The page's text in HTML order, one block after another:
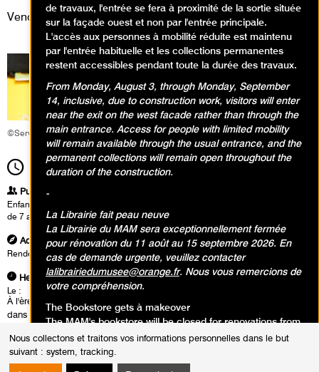
Nous collectons et traitons vos informations personnelles dans le but
suivant : system, tracking.
Vendredi 6 mars 2026
©Service éducatif et culturel
14h00Durée2h00
Publics
Enfants / Ados
de 7 ans à 10 ans
Adresse
Rendez-vous dans le hall d'accueil du musée
Heures
Le :
À l'ère du numérique et de l'IA, qu'est-ce qui peut encore nous surprendre
dans un coup de crayon, une tache de couleur ou une matière sculptée
machines ne peuvent pas encore reproduire : la vibration d'un geste,
l'imperfection vivante, le choix subjectif de l’artiste… En atelier, il sont
invités à relever un défi créatif : avec au départ seulement un crayon, ils
de travaux, l'entrée se fera à proximité de la sortie située
sur la façade ouest et non par l'entrée principale.
L'accès aux personnes à mobilité réduite est maintenu
par l'entrée habituelle et les collections permanentes
restent accessibles pendant toute la durée des travaux.
From Monday, August 3, through Monday, September
14, inclusive, due to construction work, visitors will enter
near the exit on the west facade rather than through the
main entrance. Access for people with limited mobility
will remain available through the usual entrance, and the
permanent collections will remain open throughout the
duration of the construction.
-
La Librairie fait peau neuve
La Librairie du MAM sera exceptionnellement fermée
pour rénovation du 11 août au 15 septembre 2026. En
cas de demande urgente, veuillez contacter
lalibrairiedumusee@orange.fr. Nous vous remercions de
votre compréhension.
The Bookstore gets à makeover
The MAM's bookstore will be closed for renovations from
August 11 to September 15, 2026. In case of an urgent
request, you can contact
Thank you for your understanding.